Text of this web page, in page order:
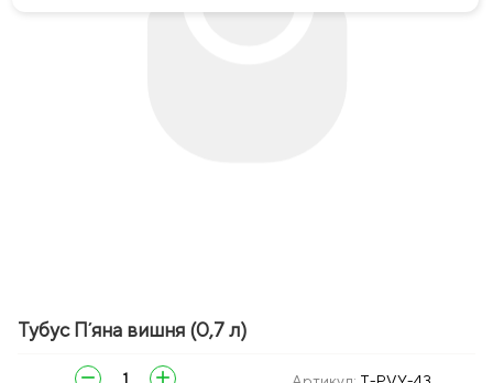
Тубус Пʼяна вишня (0,7 л)
remove add